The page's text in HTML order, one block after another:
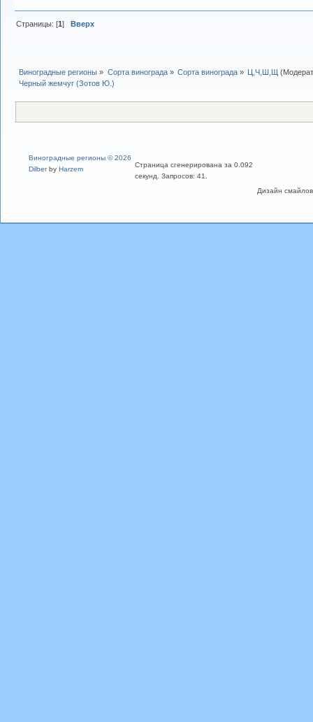
Страницы: [1]Вверх
Виноградные регионы » Сорта винограда» Сорта винограда» Ц,Ч,Ш,Щ
Черный жемчуг (Зотов Ю.)
Дизайн
Виноградные регионы © 2026
Dilberby Harzem
Страница сгенерирована за 0.092
секунд. Запросов: 41.